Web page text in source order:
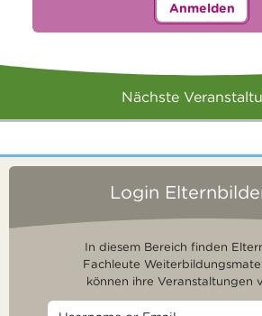
Anmelden
Nächste
Login
In diesem Bereich finden
Fachleute
können ihre Veranstaltungen